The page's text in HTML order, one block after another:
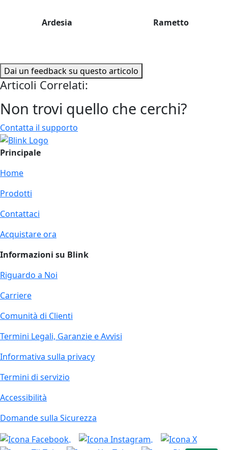
Ardesia Rametto
Dai un feedback su questo articolo
Articoli Correlati:
Non trovi quello che cerchi?
Contatta il supporto
Principale
Home
Prodotti
Contattaci
Acquistare ora
Informazioni su Blink
Riguardo a Noi
Carriere
Comunità di Clienti
Termini Legali, Garanzie e Avvisi
Informativa sulla privacy
Termini di servizio
Accessibilità
Domande sulla Sicurezza